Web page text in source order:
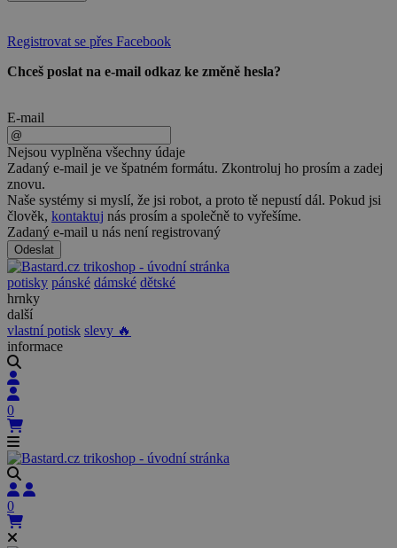
Registrovat se přes Facebook
Chceš poslat na e-mail odkaz ke změně hesla?
E-mail
Nejsou vyplněna všechny údaje
Zadaný e-mail je ve špatném formátu. Zkontroluj ho prosím a zadej
znovu.
Naše systémy si myslí, že jsi robot, a proto tě nepustí dál. Pokud jsi
člověk, kontaktuj nás prosím a společně to vyřešíme.
Zadaný e-mail u nás není registrovaný
Odeslat
potisky pánské dámské dětské
hrnky
další
vlastní potisk slevy 🔥
informace
0
0